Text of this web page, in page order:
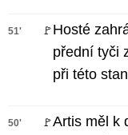
51' 🚩Hosté
přední tyči
při této
50' 🚩Artis měl k